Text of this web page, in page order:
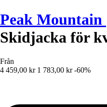
Peak Mountain
Skidjacka för
Från
4 459,00 kr 1 783,00 kr -60%